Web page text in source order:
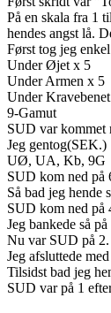
På en skala fra 1
hendes angst lå.
Først tog jeg
Under Øjet x 5
Under Armen x 5
Under
9-Gamut
SUD var kommet
Jeg gentog(SEK.)
UØ, UA, Kb, 9G
SUD kom ned på
Så bad jeg hende
SUD kom ned på
Jeg bankede så
Nu var SUD på 2.
Jeg afsluttede
Tilsidst bad jeg
SUD var på 1